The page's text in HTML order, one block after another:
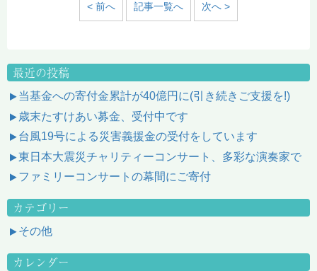
< 前へ 記事一覧へ 次へ >
最近の投稿
当基金への寄付金累計が40億円に(引き続きご支援を!)
歳末たすけあい募金、受付中です
台風19号による災害義援金の受付をしています
東日本大震災チャリティーコンサート、多彩な演奏家で
ファミリーコンサートの幕間にご寄付
カテゴリー
その他
カレンダー